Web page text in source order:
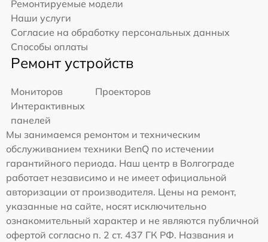
Ремонтируемые модели
Наши услуги
Согласие на обработку персональных данных
Способы оплаты
Ремонт устройств
Мониторов
Проекторов
Интерактивных
панелей
Мы занимаемся ремонтом и техническим
обслуживанием техники BenQ по истечении
гарантийного периода. Наш центр в Волгограде
работает независимо и не имеет официальной
авторизации от производителя. Цены на ремонт,
указанные на сайте, носят исключительно
ознакомительный характер и не являются публичной
офертой согласно п. 2 ст. 437 ГК РФ. Названия и